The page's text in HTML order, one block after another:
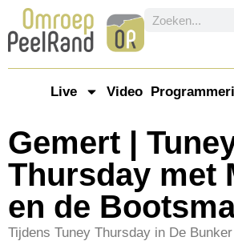
Live Video
Gemert |
Thursday met
en de
Tijdens Tuney Thursday in De